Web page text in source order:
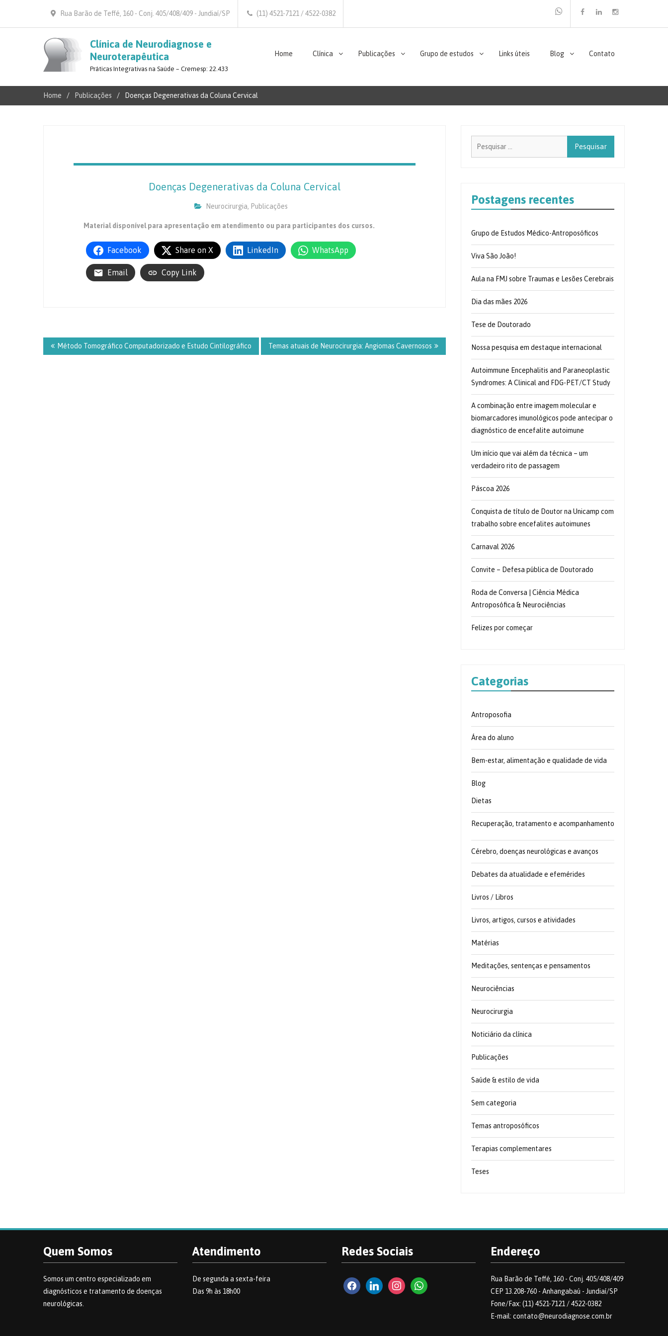
Rua Barão de Teffé, 160 - Conj. 405/408/409 - Jundiaí/SP
(11) 4521-7121 / 4522-0382
Clínica de Neurodiagnose e
Neuroterapêutica
Práticas Integrativas na Saúde – Cremesp: 22.433
Home Clínica Publicações Grupo de estudos Links úteis Blog Contato
Home Publicações Doenças Degenerativas da Coluna Cervical
Doenças Degenerativas da Coluna Cervical
Neurocirurgia, Publicações
Material disponível para apresentação em atendimento ou para participantes dos cursos.
Facebook Share on X LinkedIn WhatsApp
Email Copy Link
de
Post
Método Tomográfico Computadorizado e Estudo Cintilográfico Temas atuais de Neurocirurgia: Angiomas Cavernosos
Postagens recentes
Grupo de Estudos Médico-Antroposóficos
Viva São João!
Aula na FMJ sobre Traumas e Lesões Cerebrais
Dia das mães 2026
Tese de Doutorado
Nossa pesquisa em destaque internacional
Autoimmune Encephalitis and Paraneoplastic
Syndromes: A Clinical and FDG-PET/CT Study
A combinação entre imagem molecular e
biomarcadores imunológicos pode antecipar o
diagnóstico de encefalite autoimune
Um início que vai além da técnica – um
verdadeiro rito de passagem
Páscoa 2026
Conquista de título de Doutor na Unicamp com
trabalho sobre encefalites autoimunes
Carnaval 2026
Convite – Defesa pública de Doutorado
Roda de Conversa | Ciência Médica
Antroposófica & Neurociências
Felizes por começar
Categorias
Antroposofia
Área do aluno
Bem-estar, alimentação e qualidade de vida
Blog
Dietas
Recuperação, tratamento e acompanhamento
Cérebro, doenças neurológicas e avanços
Debates da atualidade e efemérides
Livros / Libros
Livros, artigos, cursos e atividades
Matérias
Meditações, sentenças e pensamentos
Neurociências
Neurocirurgia
Noticiário da clínica
Publicações
Saúde & estilo de vida
Sem categoria
Temas antroposóficos
Terapias complementares
Teses
Quem Somos
Somos um centro especializado em
diagnósticos e tratamento de doenças
neurológicas.
Atendimento
De segunda a sexta-feira
Das 9h às 18h00
Redes Sociais
facebook2linkedininstagramwhatsapp
Endereço
Rua Barão de Teffé, 160 - Conj. 405/408/409
CEP 13.208-760 - Anhangabaú - Jundiaí/SP
Fone/Fax: (11) 4521-7121 / 4522-0382
E-mail: contato@neurodiagnose.com.br